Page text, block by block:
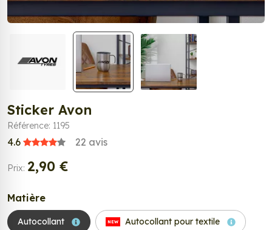
Sticker Avon
Référence: 1195
4.6 22 avis
Prix: 2,90 €
Matière
Autocollant NEW Autocollant pour textile